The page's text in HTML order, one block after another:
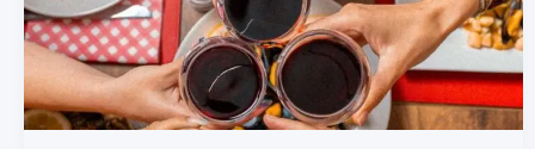
ti
aspetta
Bacoli:
ecco